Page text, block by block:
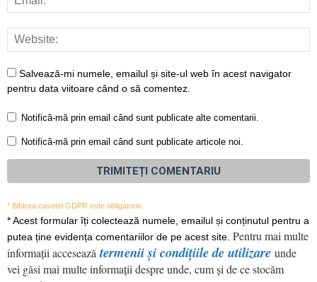
Salvează-mi numele, emailul și site-ul web în acest navigator
pentru data viitoare când o să comentez.
Notifică-mă prin email când sunt publicate alte comentarii.
Notifică-mă prin email când sunt publicate articole noi.
* Bifarea casetei GDPR este obligatorie
*Acest formular îți colectează numele, emailul și conținutul pentru a
putea ține evidența comentariilor de pe acest site. Pentru mai multe
informații acceseazătermenii și condițiile de utilizare unde
vei găsi mai multe informații despre unde, cum și de ce stocăm